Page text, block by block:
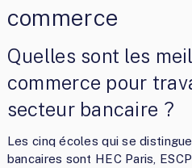
commerce
Quelles sont les
commerce pour
secteur bancaire ?
Les cinq écoles qui se
bancaires sont HEC Paris,